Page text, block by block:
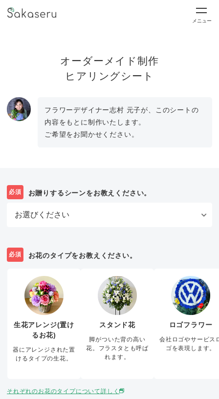
メニュー
オーダーメイド制作
ヒアリングシート
フラワーデザイナー志村 元子が、このシートの
内容をもとに制作いたします。
ご希望をお聞かせください。
必須 お贈りするシーンをお教えください。
必須 お花のタイプをお教えください。
生花アレンジ(置け
るお花)
器にアレンジされた置
けるタイプの生花。
スタンド花
脚がついた背の高い
花。フラスタとも呼ば
れます。
ロゴフラワー
会社ロゴやサービス
ゴを表現します。
それぞれのお花のタイプについて詳しく